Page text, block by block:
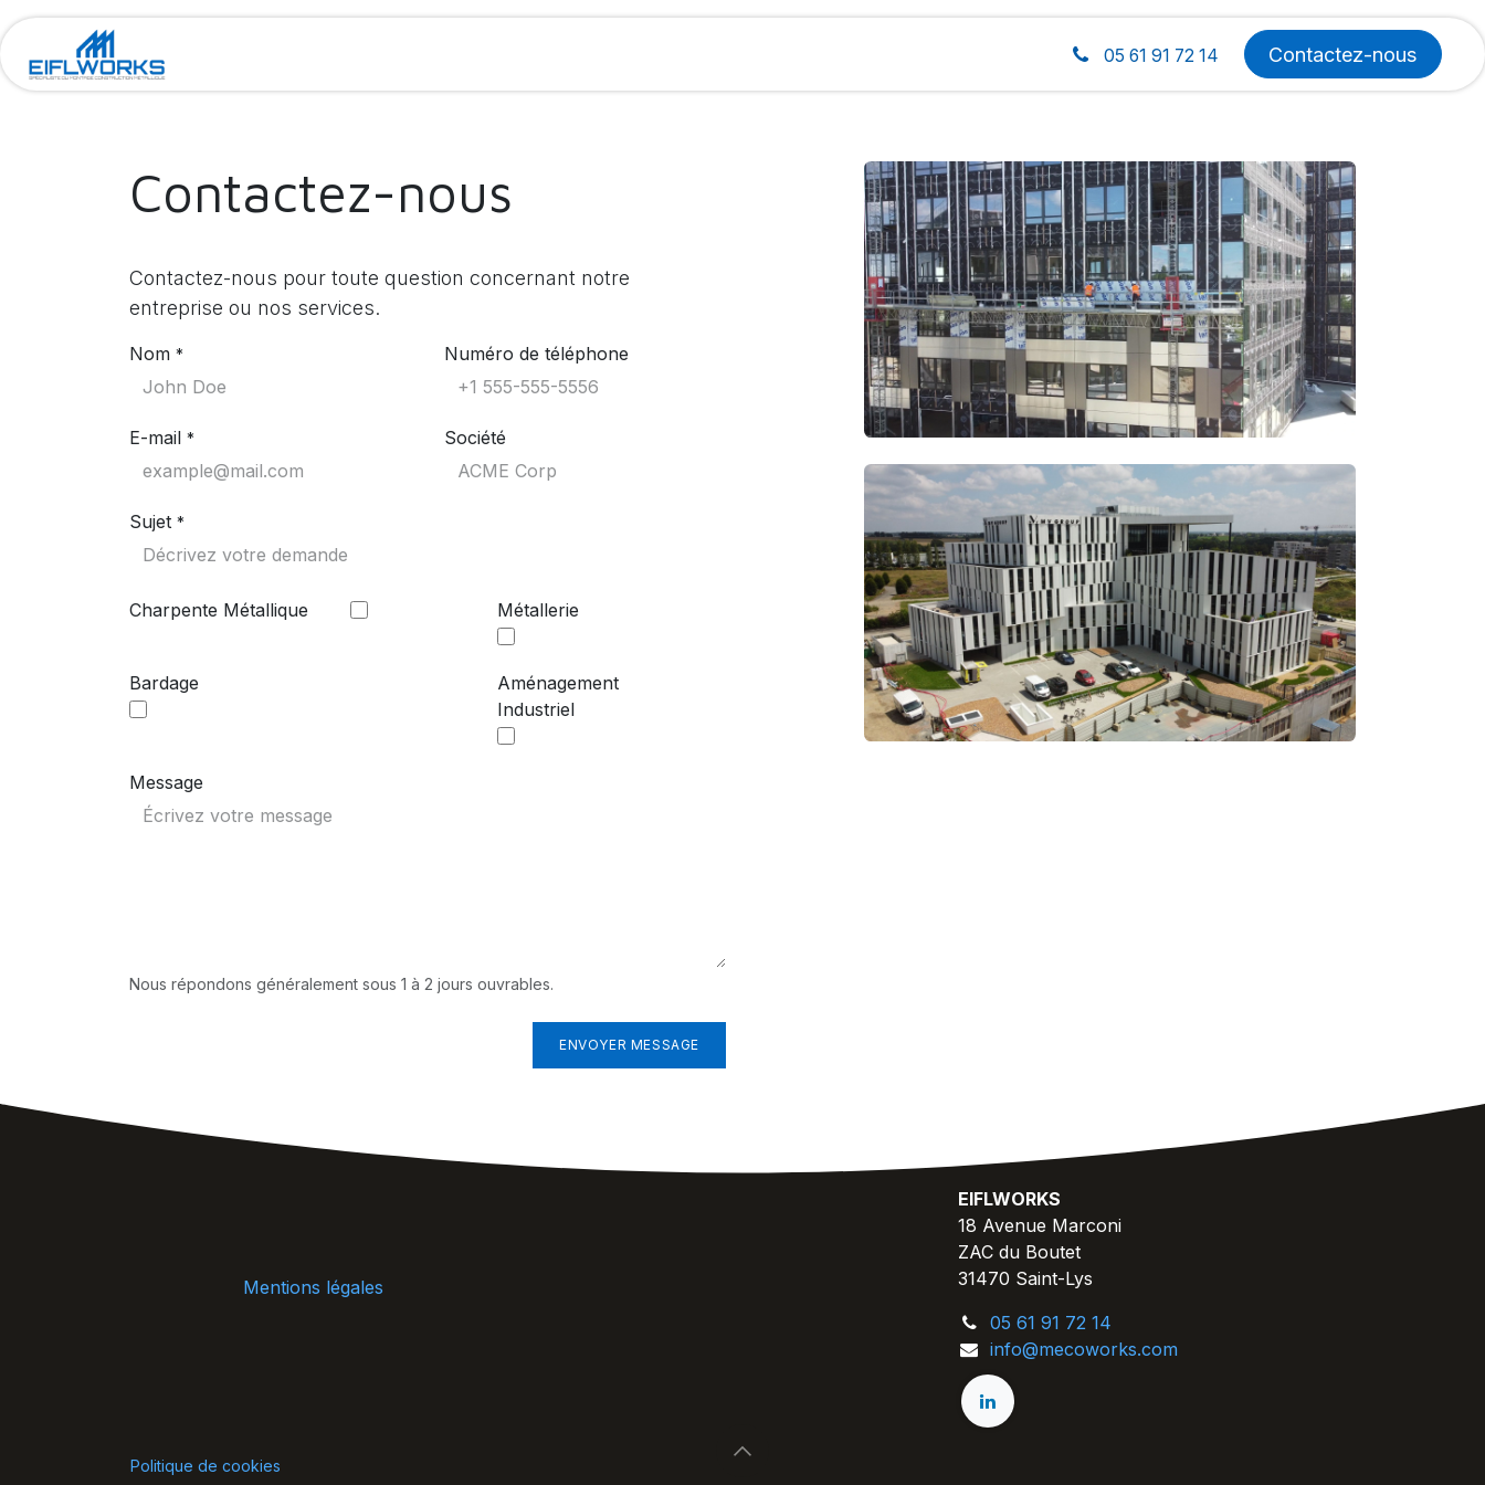
05 61 91 72 14 Contactez-nous
Contactez-nous
Contactez-nous pour toute question concernant notre
entreprise ou nos services.
Nom * Numéro de téléphone
E-mail * Société
Sujet *
Charpente Métallique Métallerie
Bardage
Aménagement
Industriel
Message
Nous répondons généralement sous 1 à 2 jours ouvrables.
ENVOYER MESSAGE
EIFLWORKS
18 Avenue Marconi
ZAC du Boutet
31470 Saint-Lys
05 61 91 72 14
info@mecoworks.com
Mentions légales
Politique de cookies